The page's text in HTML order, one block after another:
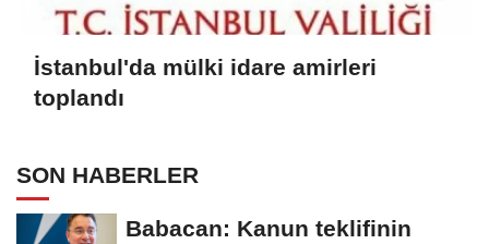
İstanbul'da mülki idare amirleri
toplandı
SON HABERLER
Babacan: Kanun teklifinin